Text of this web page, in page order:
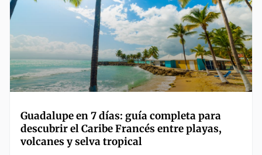
Guadalupe en 7 días: guía completa para
descubrir el Caribe Francés entre playas,
volcanes y selva tropical